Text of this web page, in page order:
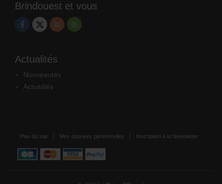
Brindouest et vous
Actualités
Nouveautés
Actualités
Plan du site Mes données personnelles Inscription à la Newsletter